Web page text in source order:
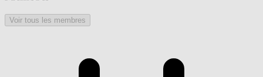
Voir tous les membres